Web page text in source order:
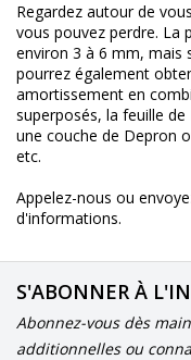
Regardez autour de
vous pouvez perdre. La
environ 3 à 6 mm, mais
pourrez également
amortissement en
superposés, la feuille
une couche de Depron
etc.
Appelez-nous ou
d'informations.
S'ABONNER À
Abonnez-vous dès
additionnelles ou